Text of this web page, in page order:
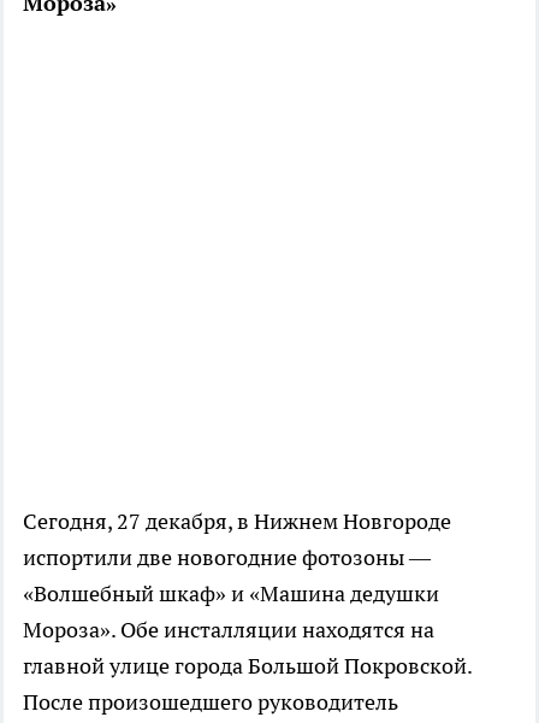
Сегодня, 27 декабря, в Нижнем Новгороде
испортили две новогодние фотозоны —
«Волшебный шкаф» и «Машина дедушки
Мороза». Обе инсталляции находятся на
главной улице города Большой Покровской.
После произошедшего руководитель